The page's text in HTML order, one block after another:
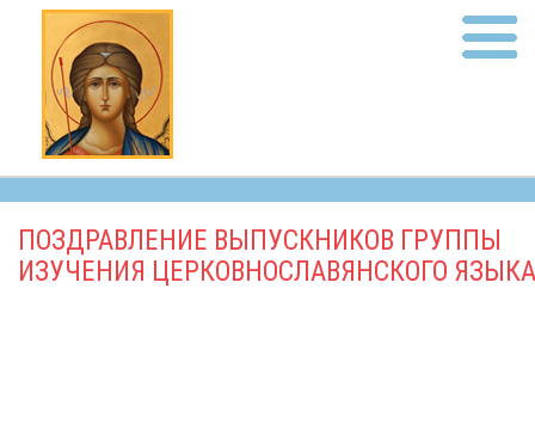
ПОЗДРАВЛЕНИЕ ВЫПУСКНИКОВ ГРУППЫ
ИЗУЧЕНИЯ ЦЕРКОВНОСЛАВЯНСКОГО